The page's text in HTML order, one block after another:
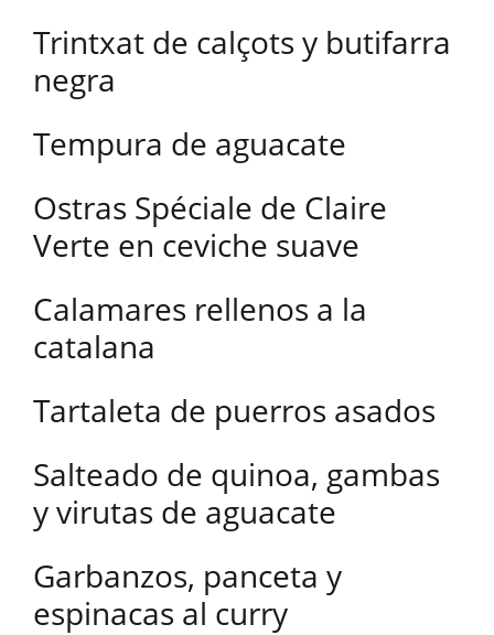
Trintxat de calçots y butifarra
negra
Tempura de aguacate
Ostras Spéciale de Claire
Verte en ceviche suave
Calamares rellenos a la
catalana
Tartaleta de puerros asados
Salteado de quinoa, gambas
y virutas de aguacate
Garbanzos, panceta y
espinacas al curry